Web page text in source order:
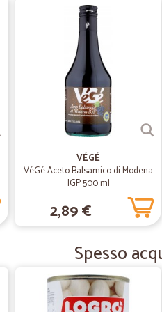
VÉGÉ
VéGé Aceto Balsamico di Modena
IGP 500 ml
2,89 €
Spesso